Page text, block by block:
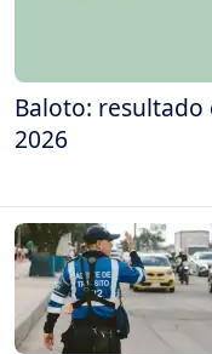
Baloto: resultado
2026